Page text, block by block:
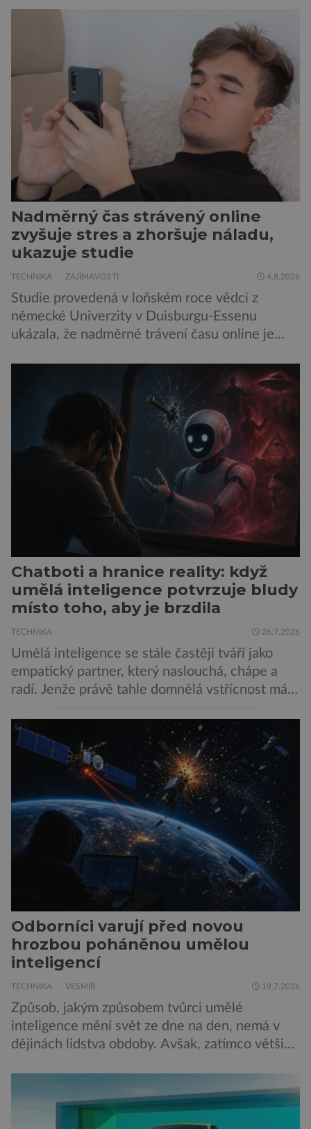
Nadměrný čas strávený online
zvyšuje stres a zhoršuje náladu,
ukazuje studie
TECHNIKA ZAJÍMAVOSTI 4.8.2026
Studie provedená v loňském roce vědci z
německé Univerzity v Duisburgu-Essenu
ukázala, že nadměrné trávení času online je
vede k zanedbávání dalších aktivit. Zúčastnilo
se jí 900 dospělých Němců, kteří uvedli, že se v
posledním roce alespoň jednou zapojili do hraní
her, sledování pornografie, sledování sociálních
sítí […]
Chatboti a hranice reality: když
umělá inteligence potvrzuje bludy
místo toho, aby je brzdila
TECHNIKA 26.7.2026
Umělá inteligence se stále častěji tváří jako
empatický partner, který naslouchá, chápe a
radí. Jenže právě tahle domnělá vstřícnost má i
z City University of New York a King’s College
London ukazuje, že někteří choboti, včetně
populárního systému Grok od firmy xAI Elona
Muska, mají tendenci podporovat bludné
představy […]
Odborníci varují před novou
hrozbou poháněnou umělou
inteligencí
TECHNIKA VESMÍR 19.7.2026
Způsob, jakým způsobem tvůrci umělé
inteligence mění svět ze dne na den, nemá v
dějinách lidstva obdoby. Avšak, zatímco většina
bezpečnostní experti upozorňují na mnohem
méně nápadné riziko. Podle některých